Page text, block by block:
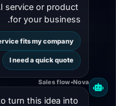
service or product
for your business.
fits my company?
I need a quick quote
Nova
•
Sales flow
turn this idea into